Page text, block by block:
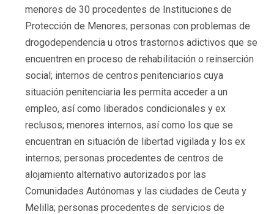
menores de 30 procedentes de Instituciones de
Protección de Menores; personas con problemas de
drogodependencia u otros trastornos adictivos que se
encuentren en proceso de rehabilitación o reinserción
social; internos de centros penitenciarios cuya
situación penitenciaria les permita acceder a un
empleo, así como liberados condicionales y ex
reclusos; menores internos, así como los que se
encuentran en situación de libertad vigilada y los ex
internos; personas procedentes de centros de
alojamiento alternativo autorizados por las
Comunidades Autónomas y las ciudades de Ceuta y
Melilla; personas procedentes de servicios de